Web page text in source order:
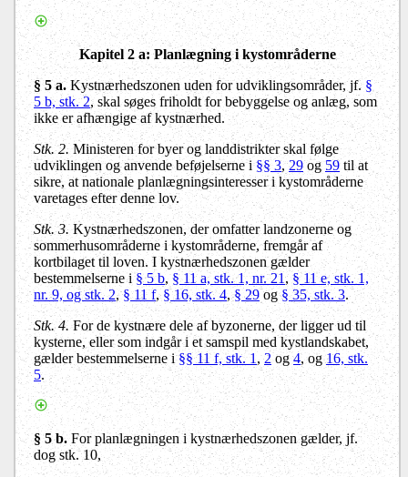
Kapitel 2 a: Planlægning i kystområderne
§ 5 a. Kystnærhedszonen uden for udviklingsområder, jf. §
5 b, stk. 2, skal søges friholdt for bebyggelse og anlæg, som
ikke er afhængige af kystnærhed.
Stk. 2. Ministeren for byer og landdistrikter skal følge
udviklingen og anvende beføjelserne i §§ 3,29og 59til at
sikre, at nationale planlægningsinteresser i kystområderne
varetages efter denne lov.
Stk. 3. Kystnærhedszonen, der omfatter landzonerne og
sommerhusområderne i kystområderne, fremgår af
kortbilaget til loven. I kystnærhedszonen gælder
bestemmelserne i § 5 b, § 11 a, stk. 1, nr. 21, § 11 e, stk. 1,
nr. 9, og stk. 2,§ 11 f,§ 16, stk. 4,§ 29og§ 35, stk. 3.
Stk. 4. For de kystnære dele af byzonerne, der ligger ud til
kysterne, eller som indgår i et samspil med kystlandskabet,
gælder bestemmelserne i§§ 11 f, stk. 1 ,2og4, og 16, stk.
5.
§ 5 b. For planlægningen i kystnærhedszonen gælder, jf.
dog stk. 10,